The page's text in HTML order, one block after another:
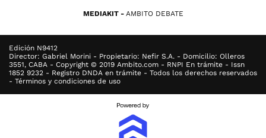
MEDIAKIT AMBITO DEBATE
Edición N9412
Director: Gabriel Morini - Propietario: Nefir S.A. - Domicilio: Olleros
3551, CABA - Copyright © 2019 Ambito.com - RNPI En trámite - Issn
1852 9232 - Registro DNDA en trámite - Todos los derechos reservados
- Términos y condiciones de uso